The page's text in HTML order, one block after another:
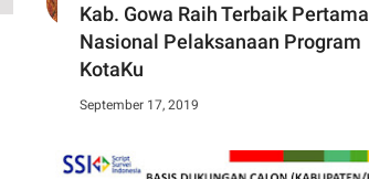
Kab. Gowa Raih Terbaik Pertama
Nasional Pelaksanaan Program
KotaKu
September 17, 2019